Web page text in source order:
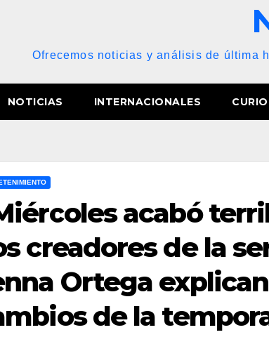
Ofrecemos noticias y análisis de última
NOTICIAS INTERNACIONALES
acabó
creadores de la
Ortega
de la